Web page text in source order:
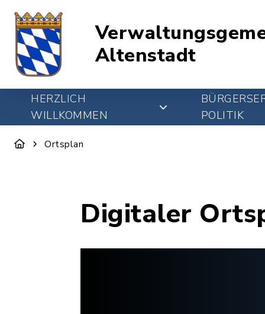
Altenstadt
HERZLICH
WILLKOMMEN
POLITIK
Ortsplan
Digitaler